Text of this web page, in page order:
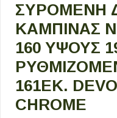
ΣΥΡΌΜΕΝΗ
ΚΑΜΠΊΝΑΣ
160 ΎΨΟΥΣ
161ΕΚ.
CHROME